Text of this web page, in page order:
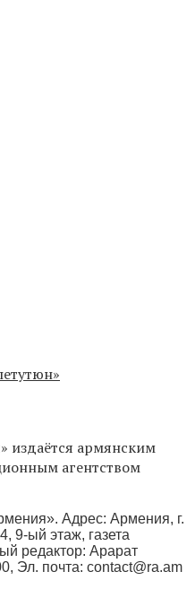
издаётся армянским
агентством
Адрес: Армения, г.
9-ый этаж, газета
редактор: Арарат
Эл. почта: contact@ra.am